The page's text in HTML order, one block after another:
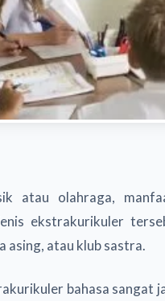
atau olahraga,
ekstrakurikuler
asing, atau klub sastra.
bahasa sangat